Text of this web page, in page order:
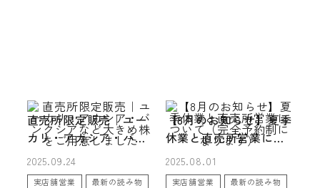
直売所限定販売｜ユー
カリ・アカシア・バン
クシアなど大きめ株を
ご用意しました
2025.09.24
実店舗営業
最新の読み物
【8月のお知らせ】夏季
休業と直売所営業につ
いて（完全予約制にな
ります）
2025.08.01
実店舗営業 最新の読み物